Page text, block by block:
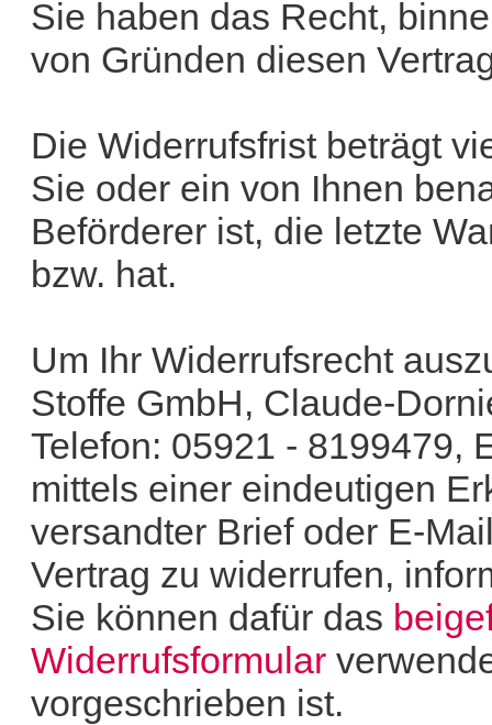
Sie haben das Recht,
von Gründen diesen
Die Widerrufsfrist beträgt
Sie oder ein von Ihnen
Beförderer ist, die letzte
bzw. hat.
Um Ihr Widerrufsrecht
Stoffe GmbH, Claude-
Telefon: 05921 - 8199479,
mittels einer eindeutigen
versandter Brief oder E-
Vertrag zu widerrufen,
Sie können dafür das
Widerrufsformular
vorgeschrieben ist.